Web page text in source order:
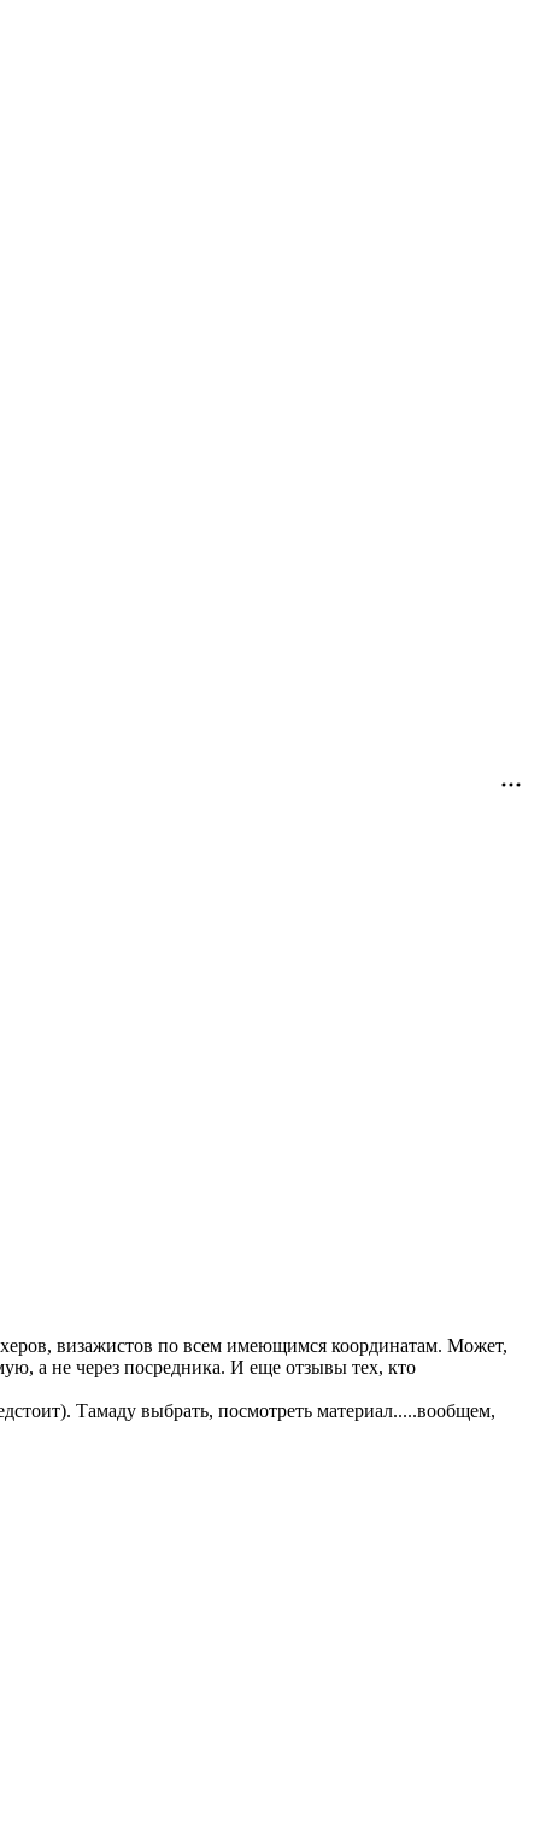
визажистов по всем имеющимся координатам. Может,
а не через посредника. И еще отзывы тех, кто
Тамаду выбрать, посмотреть материал.....вообщем,